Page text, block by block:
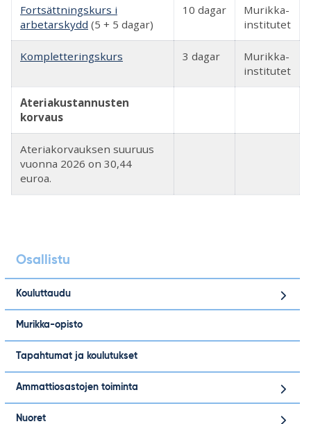
Osallistu
Kouluttaudu
Murikka-opisto
Tapahtumat ja koulutukset
Ammattiosastojen toiminta
Nuoret
Fortsättningskurs i
arbetarskydd (5 + 5 dagar)
10 dagar
Murikka-
institutet
Kompletteringskurs 3 dagar
Murikka-
institutet
Ateriakustannusten
korvaus
Ateriakorvauksen suuruus
vuonna 2026 on 30,44
euroa.